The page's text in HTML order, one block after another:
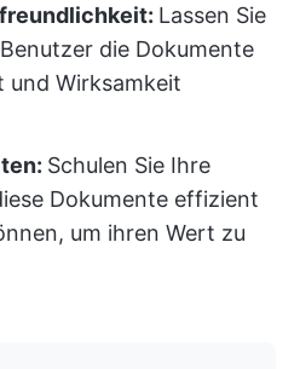
Lassen Sie
die Dokumente
und Wirksamkeit
Schulen Sie Ihre
Dokumente effizient
um ihren Wert zu